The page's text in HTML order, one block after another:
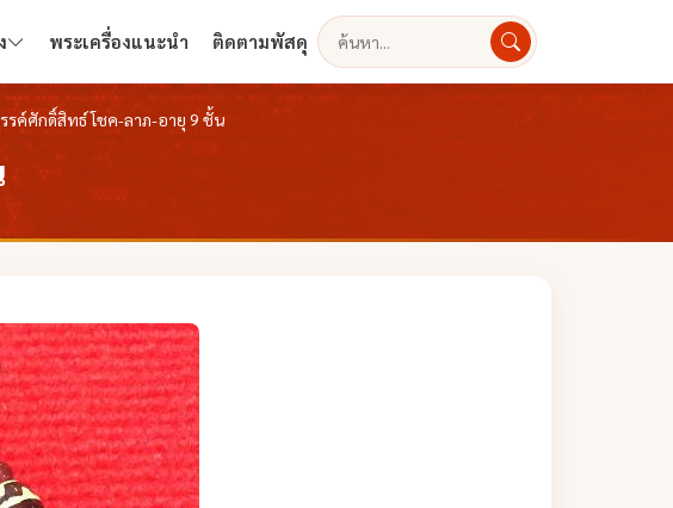
พระเครื่องแนะนำ ติดตามพัสดุ
ค้นหา
ค์ศักดิ์สิทธ์ โชค-ลาภ-อายุ 9 ชั้น